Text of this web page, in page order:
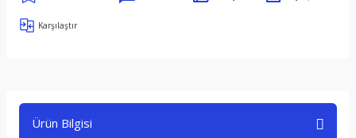
Karşılaştır
Ürün Bilgisi